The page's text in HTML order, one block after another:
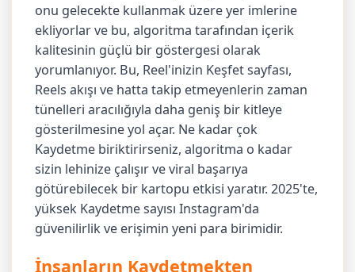
onu gelecekte kullanmak üzere yer imlerine
ekliyorlar ve bu, algoritma tarafından içerik
kalitesinin güçlü bir göstergesi olarak
yorumlanıyor. Bu, Reel'inizin Keşfet sayfası,
Reels akışı ve hatta takip etmeyenlerin zaman
tünelleri aracılığıyla daha geniş bir kitleye
gösterilmesine yol açar. Ne kadar çok
Kaydetme biriktirirseniz, algoritma o kadar
sizin lehinize çalışır ve viral başarıya
götürebilecek bir kartopu etkisi yaratır. 2025'te,
yüksek Kaydetme sayısı Instagram'da
güvenilirlik ve erişimin yeni para birimidir.
İnsanların Kaydetmekten